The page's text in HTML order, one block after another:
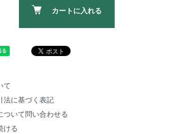
カートに入れる
て
法に基づく表記
ついて問い合わせる
ける